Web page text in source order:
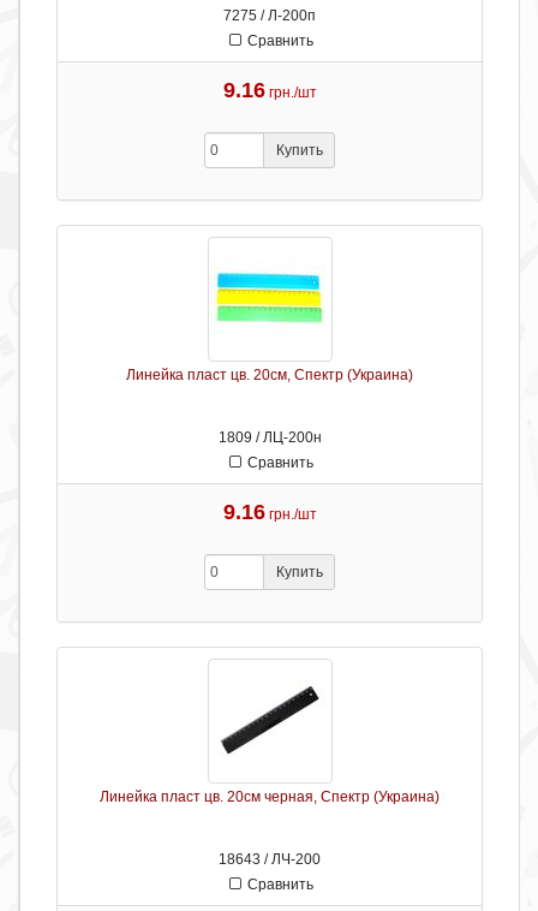
7275 / Л-200п
Сравнить
9.16 грн./шт
Купить
Линейка пласт цв. 20см, Спектр (Украина)
1809 / ЛЦ-200н
Сравнить
9.16 грн./шт
Купить
Линейка пласт цв. 20см черная, Спектр (Украина)
18643 / ЛЧ-200
Сравнить